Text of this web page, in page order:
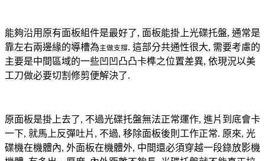
能夠沿用原有面板組件是最好了, 面板能掛上光碟托盤, 通常是
靠左右兩邊緣的導槽為主做支撐. 這部分共通性很大, 需要考慮的
主要是中間區域的一些凹凹凸凸卡榫之位置差異, 依現況以美
工刀做必要切割修剪便解決了.
原面板是掛上去了, 不過光碟托盤無法正常運作, 進片到底會卡
一下, 就馬上反彈吐片, 不過, 移除面板後則工作正常. 原來, 光
碟機在機體內, 外面板在機體外, 中間還必須穿越一段錄放影機